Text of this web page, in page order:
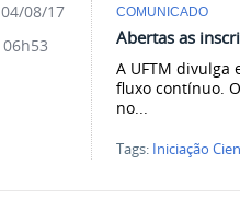
COMUNICADO
Abertas as
A UFTM divulga
fluxo contínuo.
no...
Tags: Iniciação
04/08/17
06h53